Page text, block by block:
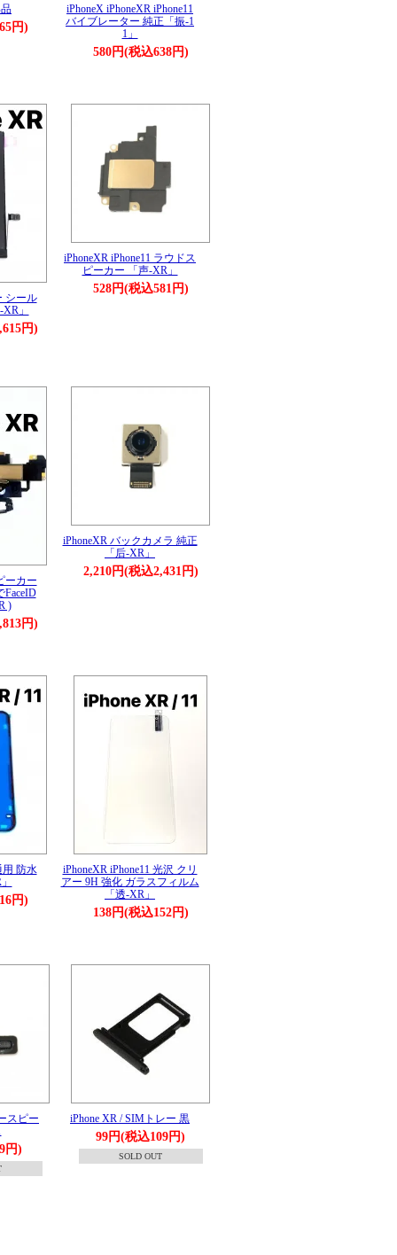
円)
iPhoneX iPhoneXR iPhone11
バイブレーター 純正「振-1
1」
580円(税込638円)
シール
」
円)
iPhoneXR iPhone11 ラウドス
ピーカー 「声-XR」
528円(税込581円)
ーカー
FaceID
)
円)
iPhoneXR バックカメラ 純正
「后-XR」
2,210円(税込2,431円)
用 防水
円)
iPhoneXR iPhone11 光沢 クリ
アー 9H 強化 ガラスフィルム
「透-XR」
138円(税込152円)
スピー
円)
iPhone XR / SIMトレー 黒
99円(税込109円)
SOLD OUT